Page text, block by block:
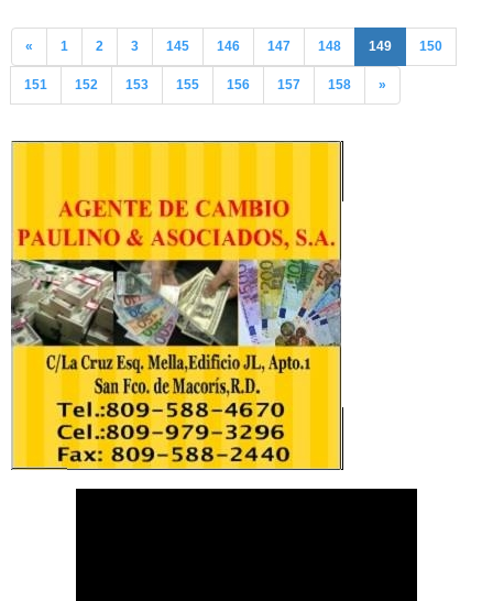
« 1 2 3 145 146 147 148 149 150
151 152 153 155 156 157 158 »